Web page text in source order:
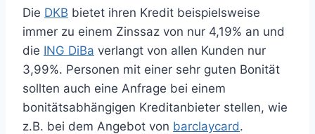
Die DKB bietet ihren Kredit beispielsweise
immer zu einem Zinssaz von nur 4,19% an und
die ING DiBa verlangt von allen Kunden nur
3,99%. Personen mit einer sehr guten Bonität
sollten auch eine Anfrage bei einem
bonitätsabhängigen Kreditanbieter stellen, wie
z.B. bei dem Angebot von barclaycard.